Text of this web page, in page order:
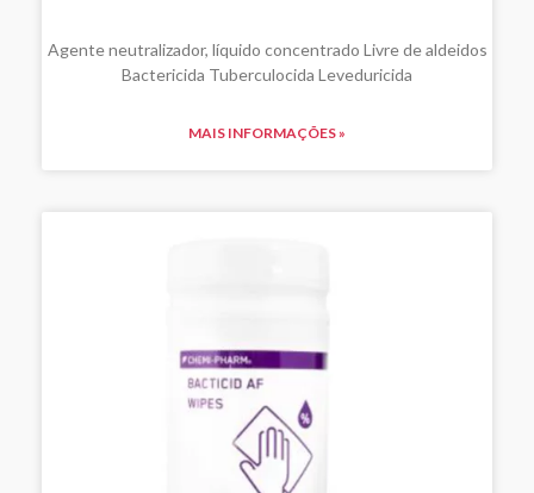
Agente neutralizador, líquido concentrado Livre de aldeidos
Bactericida Tuberculocida Leveduricida
MAIS INFORMAÇÕES »